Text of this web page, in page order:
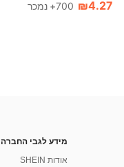
₪4.27 700+ נמכר
מידע לגבי החברה
אודות SHEIN